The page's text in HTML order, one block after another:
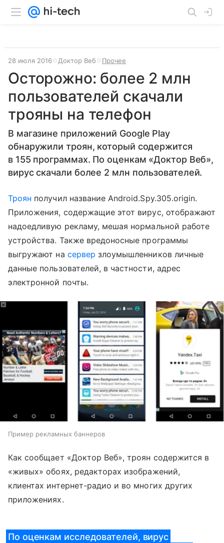
28 июля 2016 Доктор Веб Прочее
Осторожно: более 2 млн
пользователей скачали
трояны на телефон
В магазине приложений Google Play
обнаружили троян, который содержится
в 155 программах. По оценкам «Доктор Веб»,
вирус скачали более 2 млн пользователей.
Троян получил название Android.Spy.305.origin.
Приложения, содержащие этот вирус, отображают
надоедливую рекламу, мешая нормальной работе
устройства. Также вредоносные программы
выгружают на сервер злоумышленников личные
данные пользователей, в частности, адрес
электронной почты.
Пример рекламных баннеров
Как сообщает «Доктор Веб», троян содержится в
«живых» обоях, редакторах изображений,
клиентах интернет-радио и во многих других
приложениях.
По оценкам исследователей, вирус